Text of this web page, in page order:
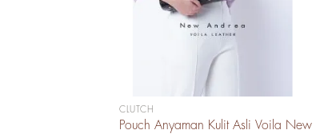
CLUTCH
Pouch Anyaman Kulit Asli Voila New